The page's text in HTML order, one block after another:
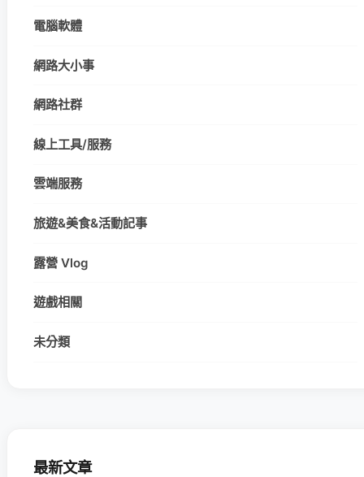
電腦軟體
網路大小事
網路社群
線上工具/服務
雲端服務
旅遊&美食&活動記事
露營 Vlog
遊戲相關
未分類
最新文章